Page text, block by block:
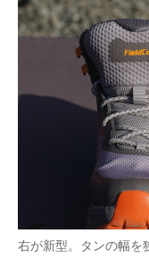
右が新型。タンの幅を